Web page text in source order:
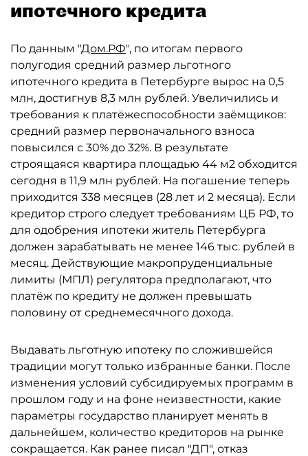
ипотечного кредита
По данным "Дом.РФ", по итогам первого
полугодия средний размер льготного
ипотечного кредита в Петербурге вырос на 0,5
млн, достигнув 8,3 млн рублей. Увеличились и
требования к платёжеспособности заёмщиков:
средний размер первоначального взноса
повысился с 30% до 32%. В результате
строящаяся квартира площадью 44 м2 обходится
сегодня в 11,9 млн рублей. На погашение теперь
приходится 338 месяцев (28 лет и 2 месяца). Если
кредитор строго следует требованиям ЦБ РФ, то
для одобрения ипотеки житель Петербурга
должен зарабатывать не менее 146 тыс. рублей в
месяц. Действующие макропруденциальные
лимиты (МПЛ) регулятора предполагают, что
платёж по кредиту не должен превышать
половину от среднемесячного дохода.
Выдавать льготную ипотеку по сложившейся
традиции могут только избранные банки. После
изменения условий субсидируемых программ в
прошлом году и на фоне неизвестности, какие
параметры государство планирует менять в
дальнейшем, количество кредиторов на рынке
сокращается. Как ранее писал "ДП", отказ